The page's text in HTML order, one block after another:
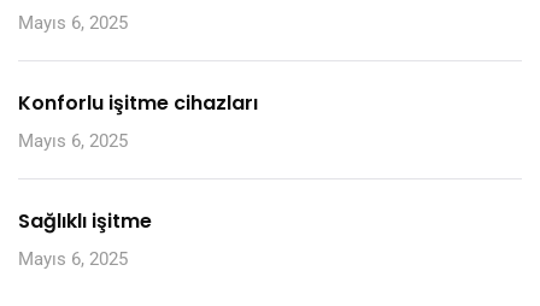
Mayıs 6, 2025
Konforlu işitme cihazları
Mayıs 6, 2025
Sağlıklı işitme
Mayıs 6, 2025